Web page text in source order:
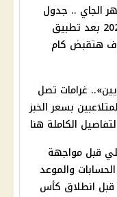
الجاي .. جدول
شرائح معاشات يوليو 2025 بعد تطبيق
شوف هتقبض كام
غرامات تصل
بسعر الخبز
الكاملة هنا
قبل مواجهة
خارج الحسابات والموعد
قبل انطلاق كأس